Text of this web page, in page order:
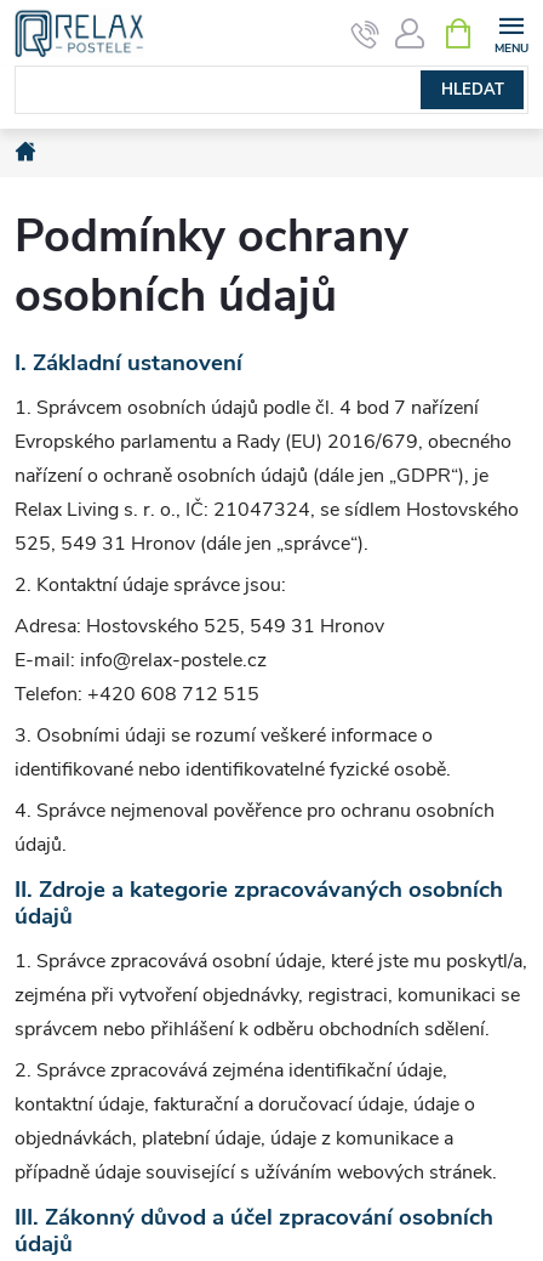
Přejít
obsah
HLEDAT
NÁKUPNÍ
KOŠÍK
Domů
Podmínky ochrany
osobních údajů
I. Základní ustanovení
1. Správcem osobních údajů podle čl. 4 bod 7 nařízení
Evropského parlamentu a Rady (EU) 2016/679, obecného
nařízení o ochraně osobních údajů (dále jen „GDPR“), je
Relax Living s. r. o., IČ: 21047324, se sídlem Hostovského
525, 549 31 Hronov (dále jen „správce“).
2. Kontaktní údaje správce jsou:
Adresa: Hostovského 525, 549 31 Hronov
E-mail: info@relax-postele.cz
Telefon: +420 608 712 515
3. Osobními údaji se rozumí veškeré informace o
identifikované nebo identifikovatelné fyzické osobě.
4. Správce nejmenoval pověřence pro ochranu osobních
údajů.
II. Zdroje a kategorie zpracovávaných osobních
údajů
1. Správce zpracovává osobní údaje, které jste mu poskytl/a,
zejména při vytvoření objednávky, registraci, komunikaci se
správcem nebo přihlášení k odběru obchodních sdělení.
2. Správce zpracovává zejména identifikační údaje,
kontaktní údaje, fakturační a doručovací údaje, údaje o
objednávkách, platební údaje, údaje z komunikace a
případně údaje související s užíváním webových stránek.
III. Zákonný důvod a účel zpracování osobních
údajů